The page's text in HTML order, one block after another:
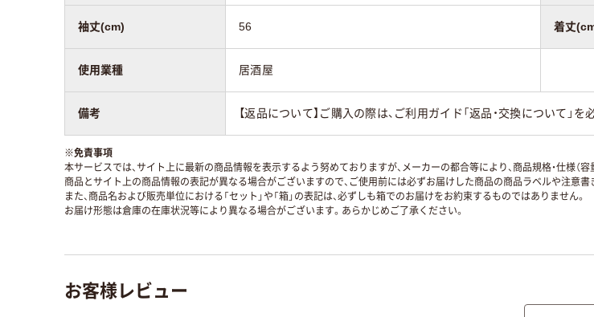
袖丈(cm) 56 着丈
使用業種 居酒屋
備考 【返品について】ご購入の際は、ご利用ガイド「返品・交換について」
※免責事項
本サービスでは、サイト上に最新の商品情報を表示するよう努めておりますが、メーカーの都合等により、商品規格・仕様（
商品とサイト上の商品情報の表記が異なる場合がございますので、ご使用前には必ずお届けした商品の商品ラベルや注意
また、商品名および販売単位における「セット」や「箱」の表記は、必ずしも箱でのお届けをお約束するものではありません。
お届け形態は倉庫の在庫状況等により異なる場合がございます。あらかじめご了承ください。
お客様レビュー